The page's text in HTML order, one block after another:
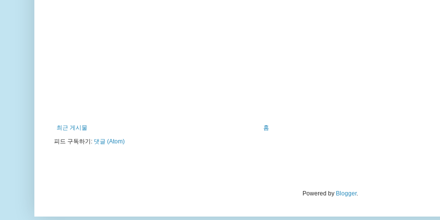
최근 게시물
홈
피드 구독하기: 댓글 (Atom)
Powered by Blogger.